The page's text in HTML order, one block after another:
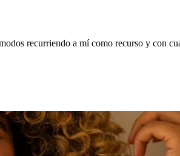
recurriendo a mí como recurso y con